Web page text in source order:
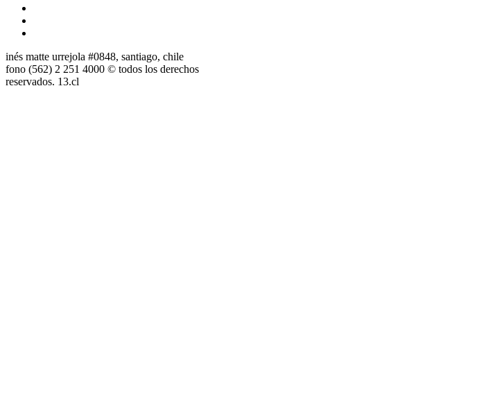
inés matte urrejola #0848, santiago, chile
fono (562) 2 251 4000 © todos los derechos
reservados. 13.cl